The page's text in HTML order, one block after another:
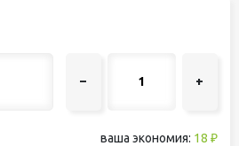
– +
ваша экономия: 18 ₽